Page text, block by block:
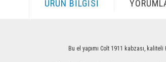
ÜRÜN BILGISI
Bu el yapımı Colt 1911 kabzası, kaliteli